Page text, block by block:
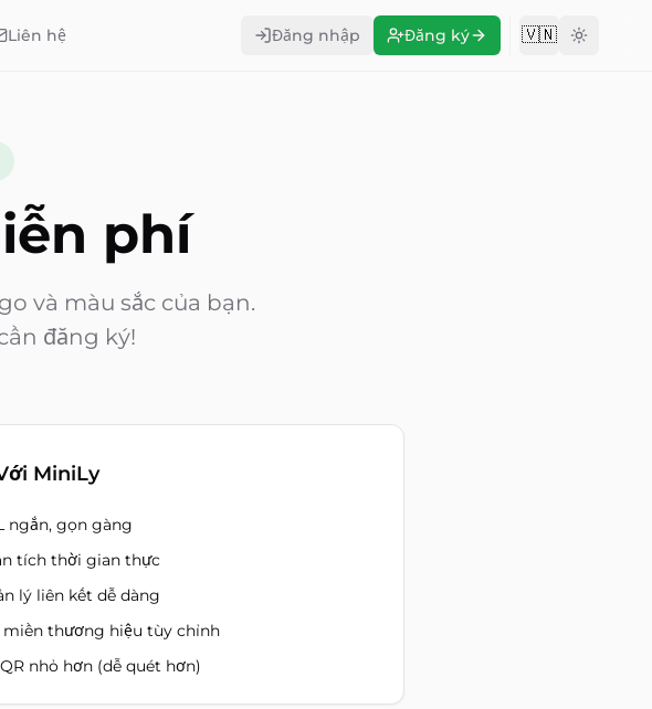
Liên hệ Đăng nhập Đăng ký 🇻🇳Change
phí
và màu sắc của bạn.
đăng ký!
MiniLy
ngắn, gọn gàng
tích thời gian thực
lý liên kết dễ dàng
miền thương hiệu tùy chỉnh
nhỏ hơn (dễ quét hơn)